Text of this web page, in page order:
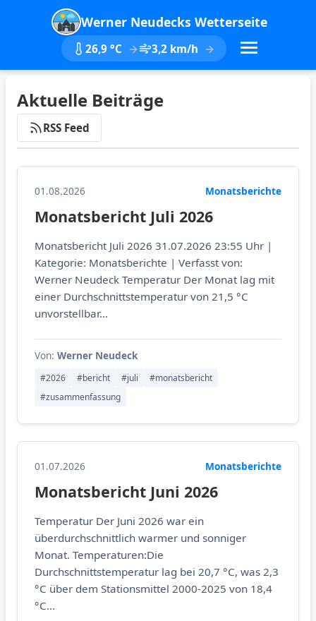
Werner Neudecks Wetterseite
26,9 °C 3,2 km/h
Aktuelle Beiträge
RSS Feed
01.08.2026 Monatsberichte
Monatsbericht Juli 2026
Monatsbericht Juli 2026 31.07.2026 23:55 Uhr |
Kategorie: Monatsberichte | Verfasst von:
Werner Neudeck Temperatur Der Monat lag mit
einer Durchschnittstemperatur von 21,5 °C
unvorstellbar...
Von: Werner Neudeck
#2026 #bericht #juli
#monatsbericht
#zusammenfassung
01.07.2026 Monatsberichte
Monatsbericht Juni 2026
Temperatur Der Juni 2026 war ein
überdurchschnittlich warmer und sonniger
Monat. Temperaturen:Die
Durchschnittstemperatur lag bei 20,7 °C, was 2,3
°C über dem Stationsmittel 2000-2025 von 18,4
°C...